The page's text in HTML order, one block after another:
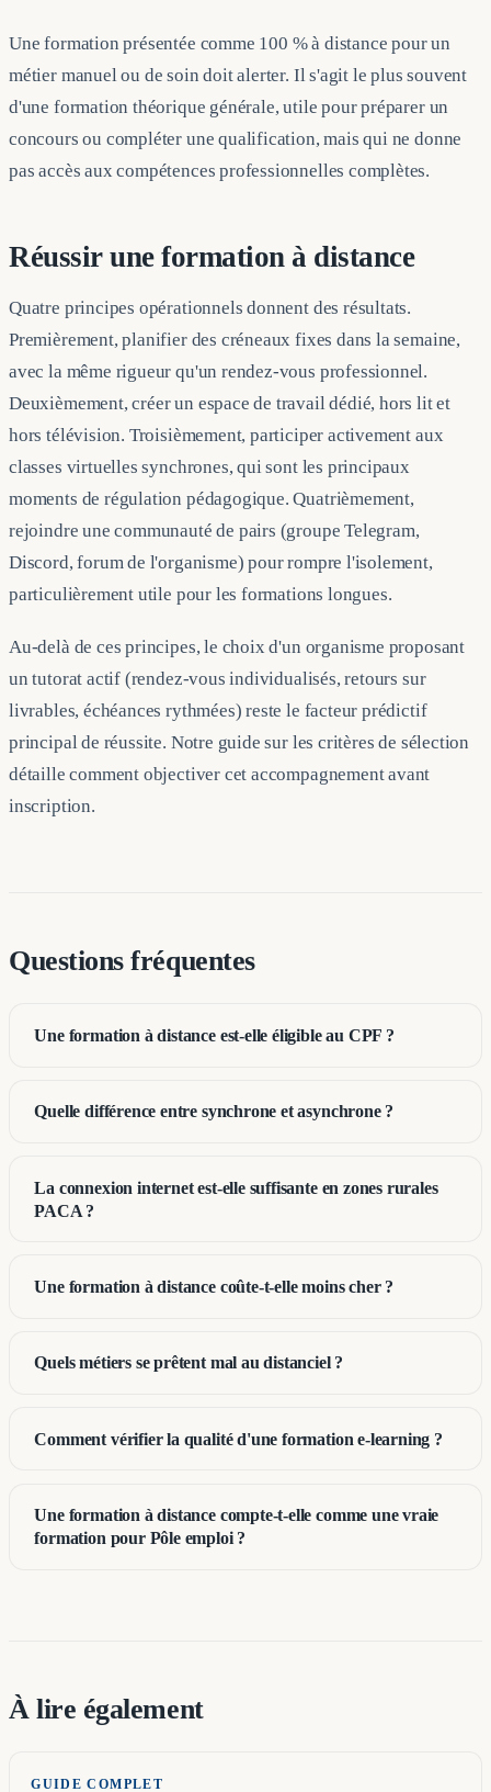
Une formation présentée comme 100 % à distance pour un
métier manuel ou de soin doit alerter. Il s'agit le plus souvent
d'une formation théorique générale, utile pour préparer un
concours ou compléter une qualification, mais qui ne donne
pas accès aux compétences professionnelles complètes.
Réussir une formation à distance
Quatre principes opérationnels donnent des résultats.
Premièrement, planifier des créneaux fixes dans la semaine,
avec la même rigueur qu'un rendez-vous professionnel.
Deuxièmement, créer un espace de travail dédié, hors lit et
hors télévision. Troisièmement, participer activement aux
classes virtuelles synchrones, qui sont les principaux
moments de régulation pédagogique. Quatrièmement,
rejoindre une communauté de pairs (groupe Telegram,
Discord, forum de l'organisme) pour rompre l'isolement,
particulièrement utile pour les formations longues.
Au-delà de ces principes, le choix d'un organisme proposant
un tutorat actif (rendez-vous individualisés, retours sur
livrables, échéances rythmées) reste le facteur prédictif
principal de réussite. Notre guide sur les critères de sélection
détaille comment objectiver cet accompagnement avant
inscription.
Questions fréquentes
Une formation à distance est-elle éligible au CPF ?
Quelle différence entre synchrone et asynchrone ?
La connexion internet est-elle suffisante en zones rurales
PACA ?
Une formation à distance coûte-t-elle moins cher ?
Quels métiers se prêtent mal au distanciel ?
Comment vérifier la qualité d'une formation e-learning ?
Une formation à distance compte-t-elle comme une vraie
formation pour Pôle emploi ?
À lire également
GUIDE COMPLET